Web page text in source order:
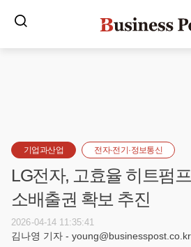
기업과산업 전자·전기·정보통신
LG전자, 고효율 히트펌
소배출권 확보 추진
2026-04-14 11:35:41
김나영 기자 - young@businesspost.co.kr